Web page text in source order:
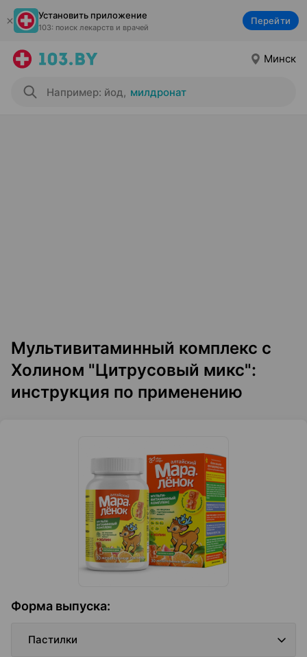
Установить приложение
103: поиск лекарств и врачей
Перейти
Минск
Например: йод, милдронат
Мультивитаминный комплекс с
Холином "Цитрусовый микс":
инструкция по применению
Форма выпуска:
Пастилки